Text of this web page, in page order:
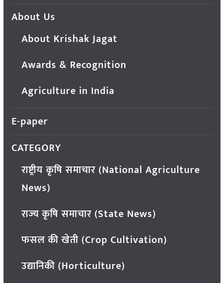
About Us
About Krishak Jagat
Awards & Recognition
Agriculture in India
E-paper
CATEGORY
राष्ट्रीय कृषि समाचार (National Agriculture
News)
राज्य कृषि समाचार (State News)
फसल की खेती (Crop Cultivation)
उद्यानिकी (Horticulture)